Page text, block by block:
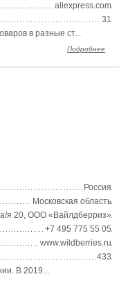
aliexpress.com
31
в разные ст...
Подробнее
Россия
Московская область
а/я 20, ООО «Вайлдберриз»
+7 495 775 55 05
www.wildberries.ru
433
В 2019...